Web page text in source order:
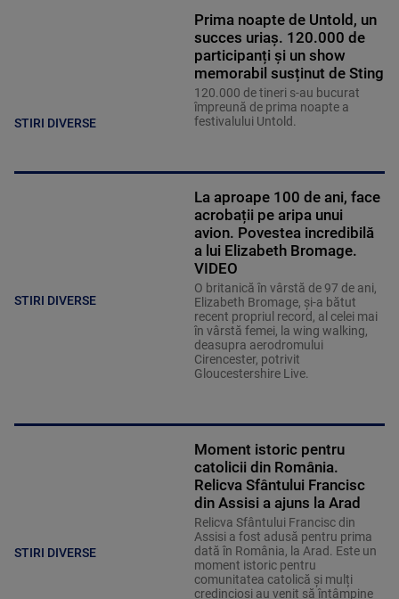
STIRI DIVERSE
Prima noapte de Untold, un
succes uriaș. 120.000 de
participanți și un show
memorabil susținut de Sting
120.000 de tineri s-au bucurat
împreună de prima noapte a
festivalului Untold.
STIRI DIVERSE
La aproape 100 de ani, face
acrobații pe aripa unui
avion. Povestea incredibilă
a lui Elizabeth Bromage.
VIDEO
O britanică în vârstă de 97 de ani,
Elizabeth Bromage, şi-a bătut
recent propriul record, al celei mai
în vârstă femei, la wing walking,
deasupra aerodromului
Cirencester, potrivit
Gloucestershire Live.
STIRI DIVERSE
Moment istoric pentru
catolicii din România.
Relicva Sfântului Francisc
din Assisi a ajuns la Arad
Relicva Sfântului Francisc din
Assisi a fost adusă pentru prima
dată în România, la Arad. Este un
moment istoric pentru
comunitatea catolică și mulți
credincioși au venit să întâmpine